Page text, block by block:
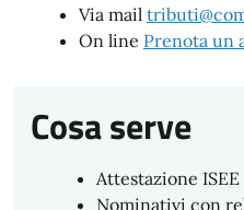
Via mail
On line Prenota un
Cosa serve
Attestazione
Nominativi con